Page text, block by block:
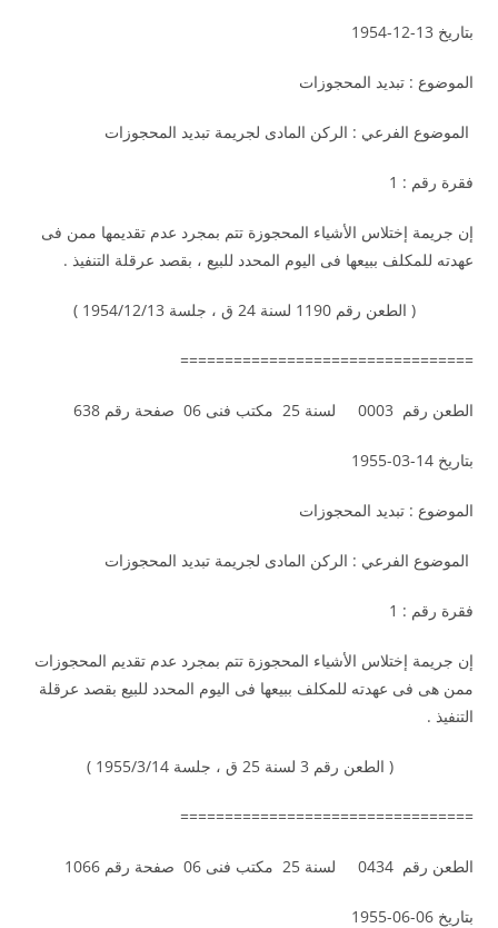
بتاريخ 13-12-1954
الموضوع : تبديد المحجوزات
الموضوع الفرعي : الركن المادى لجريمة تبديد المحجوزات
فقرة رقم : 1
إن جريمة إختلاس الأشياء المحجوزة تتم بمجرد عدم تقديمها ممن فى
عهدته للمكلف ببيعها فى اليوم المحدد للبيع ، بقصد عرقلة التنفيذ .
( الطعن رقم 1190 لسنة 24 ق ، جلسة 1954/12/13 )
=================================
الطعن رقم 0003 لسنة 25 مكتب فنى 06 صفحة رقم 638
بتاريخ 14-03-1955
الموضوع : تبديد المحجوزات
الموضوع الفرعي : الركن المادى لجريمة تبديد المحجوزات
فقرة رقم : 1
إن جريمة إختلاس الأشياء المحجوزة تتم بمجرد عدم تقديم المحجوزات
ممن هى فى عهدته للمكلف ببيعها فى اليوم المحدد للبيع بقصد عرقلة
التنفيذ .
( الطعن رقم 3 لسنة 25 ق ، جلسة 1955/3/14 )
=================================
الطعن رقم 0434 لسنة 25 مكتب فنى 06 صفحة رقم 1066
بتاريخ 06-06-1955